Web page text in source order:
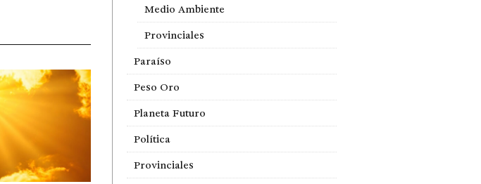
Medio Ambiente
Provinciales
Paraíso
Peso Oro
Planeta Futuro
Política
Provinciales